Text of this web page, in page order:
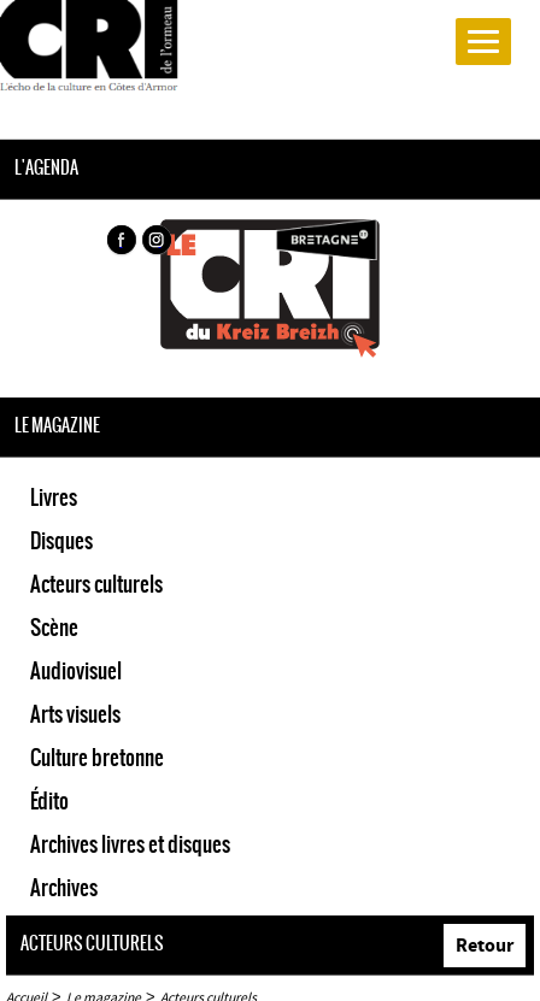
L'AGENDA
LE MAGAZINE
Livres
Disques
Acteurs culturels
Scène
Audiovisuel
Arts visuels
Culture bretonne
Édito
Archives livres et disques
Archives
ACTEURS CULTURELS
Accueil> Le magazine> Acteurs culturels
Retour